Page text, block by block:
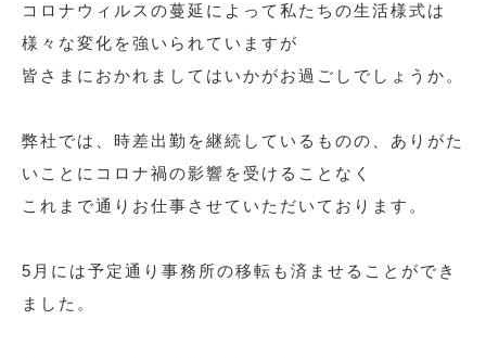
コロナウィルスの蔓延によって私たちの生活様式は
様々な変化を強いられていますが
皆さまにおかれましてはいかがお過ごしでしょうか。
弊社では、時差出勤を継続しているものの、ありがた
いことにコロナ禍の影響を受けることなく
これまで通りお仕事させていただいております。
5月には予定通り事務所の移転も済ませることができ
ました。